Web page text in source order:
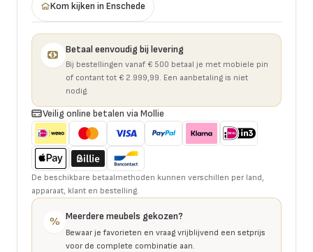
Kom kijken in Enschede
Betaal eenvoudig bij levering
Bij bestellingen vanaf € 500 betaal je met mobiele pin
of contant tot € 2.999,99. Een aanbetaling is niet
nodig.
Veilig online betalen via Mollie
De beschikbare betaalmethoden kunnen verschillen per land,
apparaat, klant en bestelling.
% Meerdere meubels gekozen?
Bewaar je favorieten en vraag vrijblijvend een setprijs
voor de complete combinatie aan.